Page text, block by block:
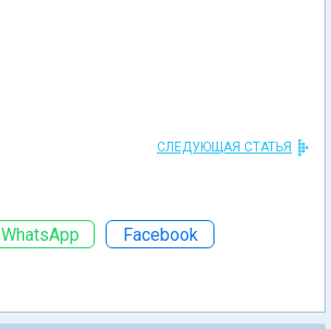
СЛЕДУЮЩАЯ СТАТЬЯ
WhatsApp Facebook